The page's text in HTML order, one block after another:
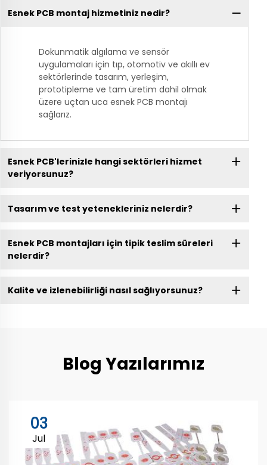
Esnek PCB montaj hizmetiniz nedir?
Dokunmatik algılama ve sensör
uygulamaları için tıp, otomotiv ve akıllı ev
sektörlerinde tasarım, yerleşim,
prototipleme ve tam üretim dahil olmak
üzere uçtan uca esnek PCB montajı
sağlarız.
Esnek PCB'lerinizle hangi sektörleri hizmet
veriyorsunuz?
Tasarım ve test yetenekleriniz nelerdir?
Esnek PCB montajları için tipik teslim süreleri
nelerdir?
Kalite ve izlenebilirliği nasıl sağlıyorsunuz?
Blog Yazılarımız
03
Jul